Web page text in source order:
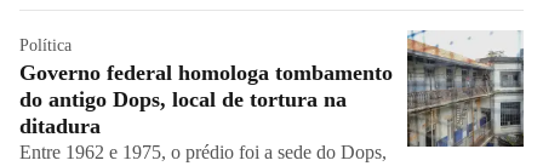
Política
Governo federal homologa tombamento
do antigo Dops, local de tortura na
ditadura
Entre 1962 e 1975, o prédio foi a sede do Dops,